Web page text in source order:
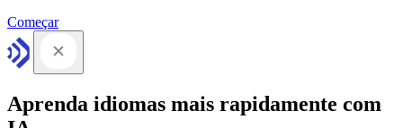
Começar
Aprenda idiomas mais rapidamente com